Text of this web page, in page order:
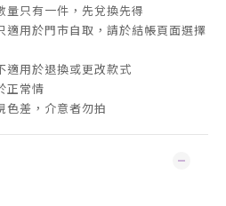
只有一件，先兌換先得
用於門市自取，請於結帳頁面選擇
適用於退換或更改款式
正常情
色差，介意者勿拍